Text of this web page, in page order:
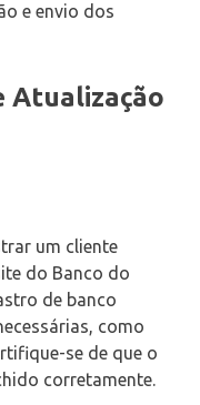
e envio dos
Atualização
um cliente
do Banco do
de banco
como
se de que o
corretamente.